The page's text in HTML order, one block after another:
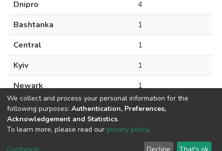
Dnipro
4
Bashtanka
1
Central
1
Kyiv
1
Newark
1
DSpace software copyright © 2009-2026
Cookie End User Send
We collect and process your personal information for the
following purposes: Authentication, Preferences,
Acknowledgement and Statistics.
To learn more, please read our privacy policy.